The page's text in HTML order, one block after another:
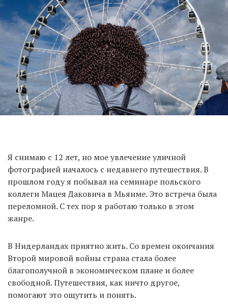
Я снимаю с 12 лет, но мое увлечение уличной
фотографией началось с недавнего путешествия. В
прошлом году я побывал на семинаре польского
коллеги Мацея Даковича в Мьянме. Это встреча была
переломной. С тех пор я работаю только в этом
жанре.
В Нидерландах приятно жить. Со времен окончания
Второй мировой войны страна стала более
благополучной в экономическом плане и более
свободной. Путешествия, как ничто другое,
помогают это ощутить и понять.